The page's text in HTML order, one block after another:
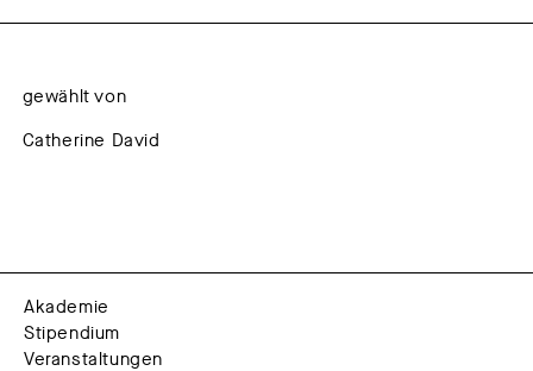
gewählt von
Catherine David
Akademie
Stipendium
Veranstaltungen